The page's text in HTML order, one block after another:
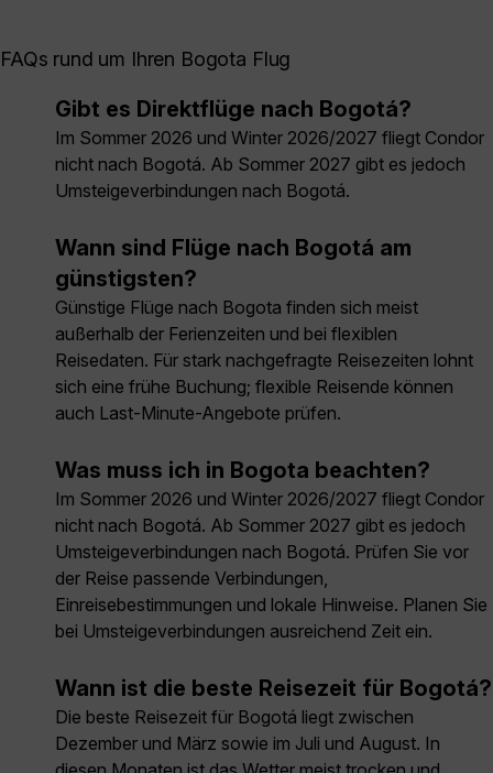
FAQs rund um Ihren Bogota Flug
Gibt es Direktflüge nach Bogotá?
Im Sommer 2026 und Winter 2026/2027 fliegt Condor
nicht nach Bogotá. Ab Sommer 2027 gibt es jedoch
Umsteigeverbindungen nach Bogotá.
Wann sind Flüge nach Bogotá am
günstigsten?
Günstige Flüge nach Bogota finden sich meist
außerhalb der Ferienzeiten und bei flexiblen
Reisedaten. Für stark nachgefragte Reisezeiten lohnt
sich eine frühe Buchung; flexible Reisende können
auch Last-Minute-Angebote prüfen.
Was muss ich in Bogota beachten?
Im Sommer 2026 und Winter 2026/2027 fliegt Condor
nicht nach Bogotá. Ab Sommer 2027 gibt es jedoch
Umsteigeverbindungen nach Bogotá. Prüfen Sie vor
der Reise passende Verbindungen,
Einreisebestimmungen und lokale Hinweise. Planen Sie
bei Umsteigeverbindungen ausreichend Zeit ein.
Wann ist die beste Reisezeit für Bogotá?
Die beste Reisezeit für Bogotá liegt zwischen
Dezember und März sowie im Juli und August. In